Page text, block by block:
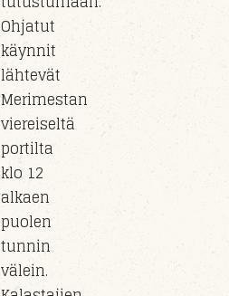
Ohjatut
käynnit
lähtevät
Merimestan
viereiseltä
portilta
klo 12
alkaen
puolen
tunnin
välein.